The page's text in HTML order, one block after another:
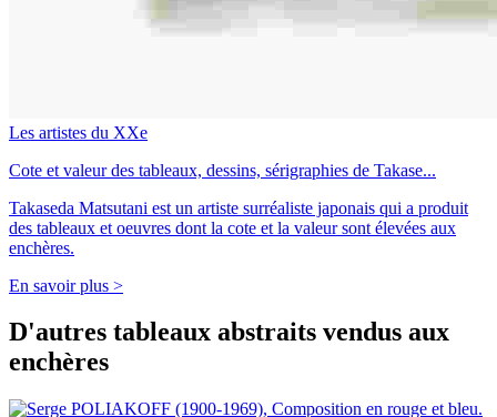
Les artistes du XXe
Cote et valeur des tableaux, dessins, sérigraphies de Takase...
Takaseda Matsutani est un artiste surréaliste japonais qui a produit
des tableaux et oeuvres dont la cote et la valeur sont élevées aux
enchères.
En savoir plus >
D'autres tableaux abstraits vendus aux
enchères